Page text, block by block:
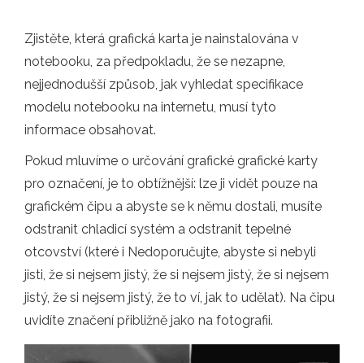
Zjistěte, která grafická karta je nainstalována v
notebooku, za předpokladu, že se nezapne,
nejjednodušší způsob, jak vyhledat specifikace
modelu notebooku na internetu, musí tyto
informace obsahovat.
Pokud mluvíme o určování grafické grafické karty
pro označení, je to obtížnější: lze ji vidět pouze na
grafickém čipu a abyste se k němu dostali, musíte
odstranit chladicí systém a odstranit tepelné
otcovství (které i Nedoporučujte, abyste si nebyli
jisti, že si nejsem jistý, že si nejsem jistý, že si nejsem
jistý, že si nejsem jistý, že to ví, jak to udělat). Na čipu
uvidíte značení přibližně jako na fotografii.